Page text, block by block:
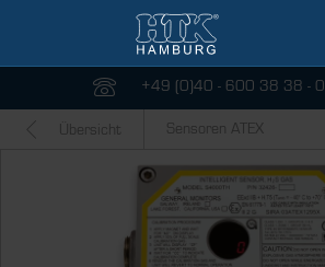
+49 (0)40 - 600 38 38 - 0
Übersicht Sensoren ATEX